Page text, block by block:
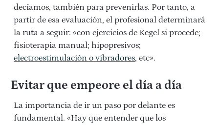
decíamos, también para prevenirlas. Por tanto, a
partir de esa evaluación, el profesional determinará
la ruta a seguir: «con ejercicios de Kegel si procede;
fisioterapia manual; hipopresivos;
electroestimulación o vibradores, etc».
Evitar que empeore el día a día
La importancia de ir un paso por delante es
fundamental. «Hay que entender que los